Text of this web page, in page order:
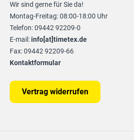
Wir sind gerne für Sie da!
Montag-Freitag: 08:00-18:00 Uhr
Telefon: 09442 92209-0
E-mail:info[at]timetex.de
Fax: 09442 92209-66
Kontaktformular
Vertrag widerrufen